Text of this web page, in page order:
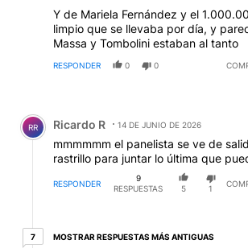
Y de Mariela Fernández y el
limpio que se llevaba por día, y
Massa y Tombolini estaban al tanto
RESPONDER 0 0
Comentario de Ricardo R.
RR Ricardo R 14 DE JUNIO DE 2026
mmmmmm el panelista se ve de
rastrillo para juntar lo última que
RESPONDER
9
RESPUESTAS
5 1
77 respuestas más antiguas
MOSTRAR RESPUESTAS MÁS ANTIGUAS